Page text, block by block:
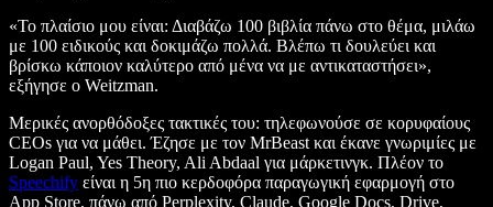
«Το πλαίσιο μου είναι: Διαβάζω 100 βιβλία πάνω στο θέμα, μιλάω
με 100 ειδικούς και δοκιμάζω πολλά. Βλέπω τι δουλεύει και
βρίσκω κάποιον καλύτερο από μένα να με αντικαταστήσει»,
εξήγησε ο Weitzman.
Μερικές ανορθόδοξες τακτικές του: τηλεφωνούσε σε κορυφαίους
CEOs για να μάθει. Έζησε με τον MrBeast και έκανε γνωριμίες με
Logan Paul, Yes Theory, Ali Abdaal για μάρκετινγκ. Πλέον το
Speechify είναι η 5η πιο κερδοφόρα παραγωγική εφαρμογή στο
App Store, πάνω από Perplexity, Claude, Google Docs, Drive,